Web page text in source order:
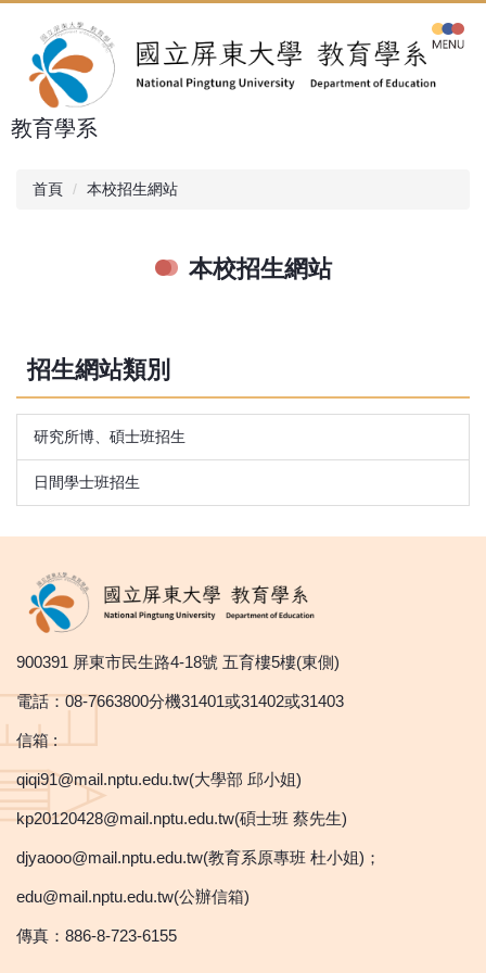
容
教育學系
首頁 本校招生網站
本校招生網站
招生網站類別
研究所博、碩士班招生
日間學士班招生
900391 屏東市民生路4-18號 五育樓5樓(東側)
電話：08-7663800分機31401或31402或31403
信箱 :
qiqi91@mail.nptu.edu.tw(大學部 邱小姐)
kp20120428@mail.nptu.edu.tw(碩士班 蔡先生)
djyaooo@mail.nptu.edu.tw(教育系原專班 杜小姐)；
edu@mail.nptu.edu.tw(公辦信箱)
傳真：886-8-723-6155